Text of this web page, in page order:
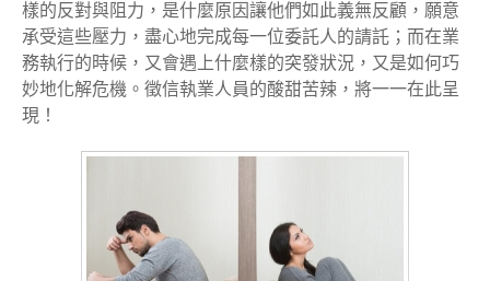
樣的反對與阻力，是什麼原因讓他們如此義無反顧，願意
承受這些壓力，盡心地完成每一位委託人的請託；而在業
務執行的時候，又會遇上什麼樣的突發狀況，又是如何巧
妙地化解危機。徵信執業人員的酸甜苦辣，將一一在此呈
現！